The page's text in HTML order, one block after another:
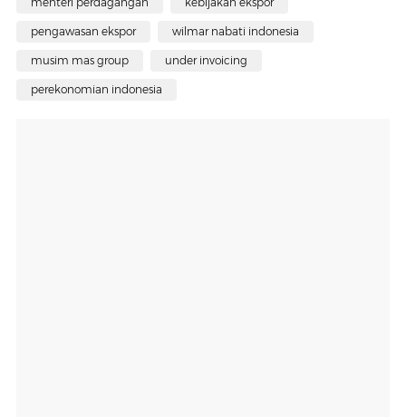
pengawasan ekspor wilmar nabati indonesia
musim mas group under invoicing
perekonomian indonesia